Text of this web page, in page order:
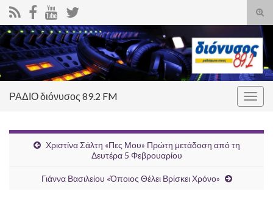
Search for:
ΡΑΔΙΟ διόνυσος 89.2 FM
Χριστίνα Σάλτη «Πες Μου» Πρώτη μετάδοση από τη
Δευτέρα 5 Φεβρουαρίου
Γιάννα Βασιλείου «Όποιος Θέλει Βρίσκει Χρόνο»